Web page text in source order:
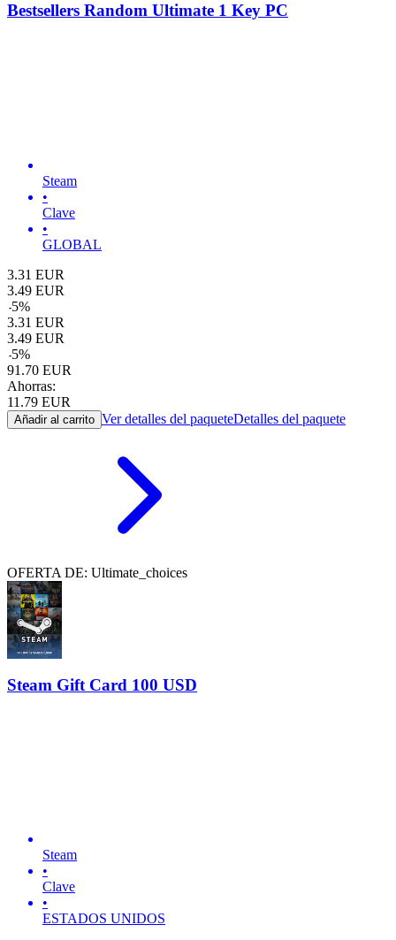
Bestsellers Random Ultimate 1 Key PC
Steam
•
Clave
•
GLOBAL
3.31 EUR
3.49 EUR
-5%
3.31 EUR
3.49 EUR
-5%
91.70 EUR
Ahorras:
11.79 EUR
Añadir al carrito Ver detalles del paqueteDetalles del paquete
OFERTA DE: Ultimate_choices
Steam Gift Card 100 USD
Steam
•
Clave
•
ESTADOS UNIDOS